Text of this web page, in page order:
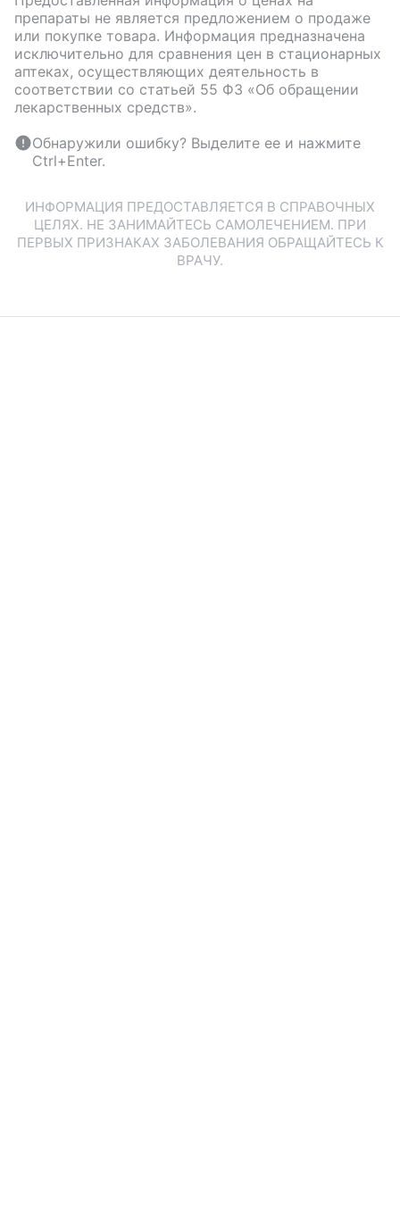
препараты не является предложением о продаже
или покупке товара. Информация предназначена
исключительно для сравнения цен в стационарных
аптеках, осуществляющих деятельность в
соответствии со статьей 55 ФЗ «Об обращении
лекарственных средств».
Обнаружили ошибку? Выделите ее и нажмите
Ctrl+Enter.
ИНФОРМАЦИЯ ПРЕДОСТАВЛЯЕТСЯ В СПРАВОЧНЫХ
ЦЕЛЯХ. НЕ ЗАНИМАЙТЕСЬ САМОЛЕЧЕНИЕМ. ПРИ
ПЕРВЫХ ПРИЗНАКАХ ЗАБОЛЕВАНИЯ ОБРАЩАЙТЕСЬ К
ВРАЧУ.